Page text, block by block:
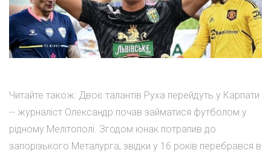
Читайте також: Двоє талантів Руха перейдуть у Карпати
-- журналіст Олександр почав займатися футболом у
рідному Мелітополі. Згодом юнак потрапив до
запорізького Металурга, звідки у 16 років перебрався в